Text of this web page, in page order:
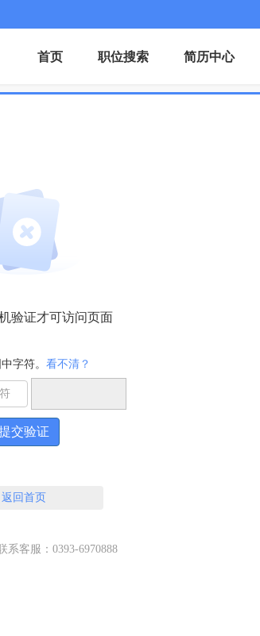
首页 职位搜索 简历中心
验证才可访问页面
字符。 看不清？
交验证
返回首页
系客服：0393-6970888